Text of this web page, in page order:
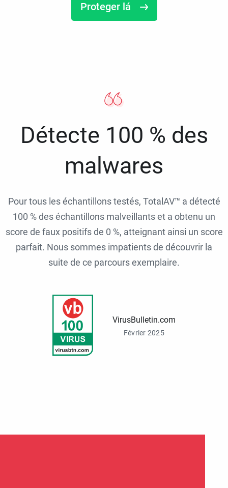
Proteger lá
Détecte 100 % des
malwares
Pour tous les échantillons testés, TotalAV™ a détecté
100 % des échantillons malveillants et a obtenu un
score de faux positifs de 0 %, atteignant ainsi un score
parfait. Nous sommes impatients de découvrir la
suite de ce parcours exemplaire.
VirusBulletin.com
Février 2025